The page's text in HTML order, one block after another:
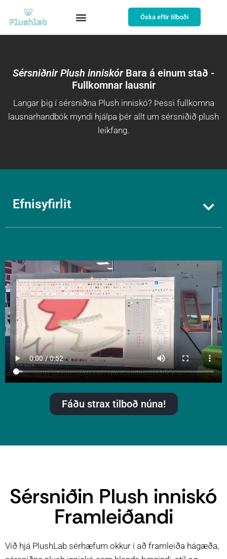
Óska eftir tilboði
Sérsniðnir Plush inniskórBara á einum stað -
Fullkomnar lausnir
Langar þig í sérsniðna Plush inniskó? Þessi fullkomna
lausnarhandbók myndi hjálpa þér allt um sérsniðið plush
leikfang.
Efnisyfirlit
Fáðu strax tilboð núna!
Sérsniðin Plush inniskó
Framleiðandi
Við hjá PlushLab sérhæfum okkur í að framleiða hágæða,